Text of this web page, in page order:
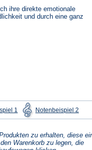
ihre direkte emotionale
und durch eine ganz
1
(Öffnet
in
einem
Tab)
Notenbeispiel 2in
Tab)
zu erhalten, diese
Warenkorb zu legen, die